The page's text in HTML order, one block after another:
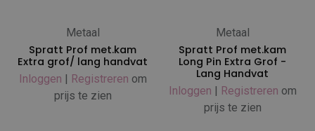
Metaal
Spratt Prof met.kam
Extra grof/ lang handvat
Inloggen | Registreren om
prijs te zien
Metaal
Spratt Prof met.kam
Long Pin Extra Grof -
Lang Handvat
Inloggen | Registreren om
prijs te zien